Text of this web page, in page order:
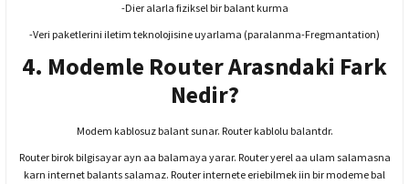
-Dier alarla fiziksel bir balant kurma
-Veri paketlerini iletim teknolojisine uyarlama (paralanma-Fregmantation)
4. Modemle Router Arasndaki Fark
Nedir?
Modem kablosuz balant sunar. Router kablolu balantdr.
Router birok bilgisayar ayn aa balamaya yarar. Router yerel aa ulam salamasna
karn internet balants salamaz. Router internete eriebilmek iin bir modeme bal